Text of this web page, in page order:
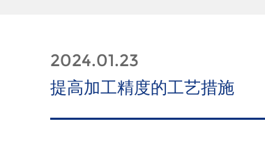
2024.01.23
提高加工精度的工艺措施